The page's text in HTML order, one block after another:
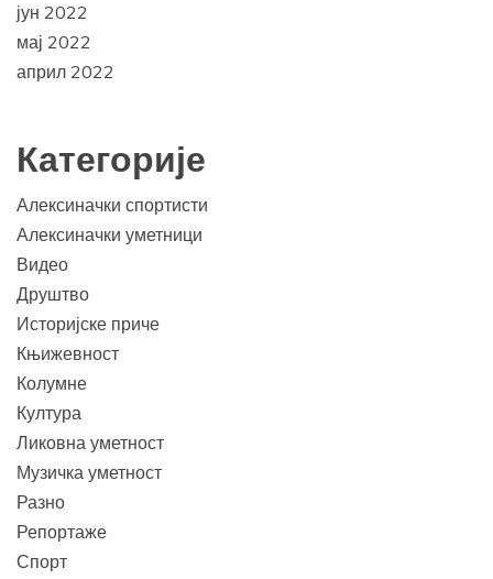
јун 2022
мај 2022
април 2022
Категорије
Алексиначки спортисти
Алексиначки уметници
Видео
Друштво
Историјске приче
Књижевност
Колумне
Култура
Ликовна уметност
Музичка уметност
Разно
Репортаже
Спорт